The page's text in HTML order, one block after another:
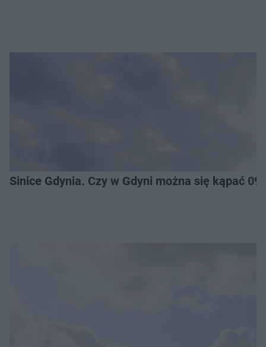
Sinice Gdynia. Czy w Gdyni można się kąpać